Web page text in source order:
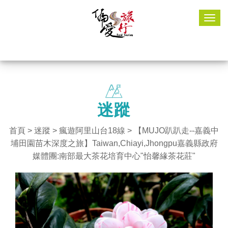
迷蹤
首頁 > 迷蹤 > 瘋遊阿里山台18線 > 【MUJO趴趴走--嘉義中
埔田園苗木深度之旅】Taiwan,Chiayi,Jhongpu嘉義縣政府
媒體團:南部最大茶花培育中心"怡馨緣茶花莊"​​​​​​​